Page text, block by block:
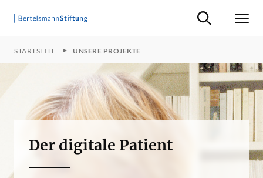
Suche ein-/
STARTSEITE UNSERE PROJEKTE
Der digitale Patient